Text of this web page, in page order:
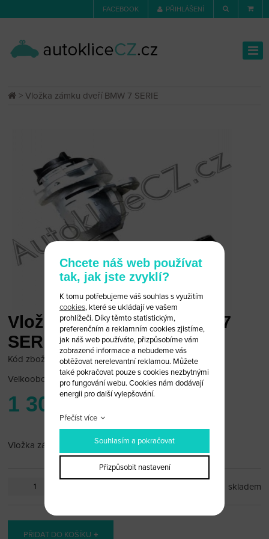
FACEBOOK PŘIHLÁŠENÍ
> Vložka zámku dveří BMW 7 SERIE
Vložka zámku dveří BMW 7
SERIE
Kód zboží: bmw-zam-08
Velkoobchodní cena:po přihlášení
1 300 Kč
Vložka zámku dveří BMW 7 SERIE
skladem
PŘIDAT DO KOŠÍKU
Chcete náš web používat
tak, jak jste zvyklí?
K tomu potřebujeme váš souhlas s využitím
cookies, které se ukládají ve vašem
prohlížeči. Díky těmto statistickým,
preferenčním a reklamním cookies zjistíme,
jak náš web používáte, přizpůsobíme vám
zobrazené informace a nebudeme vás
obtěžovat nerelevantní reklamou. Můžete
také pokračovat pouze s cookies nezbytnými
pro fungování webu. Cookies nám dodávají
energii pro další vylepšování.
Přečíst více
Souhlasím a pokračovat
Přizpůsobit nastavení